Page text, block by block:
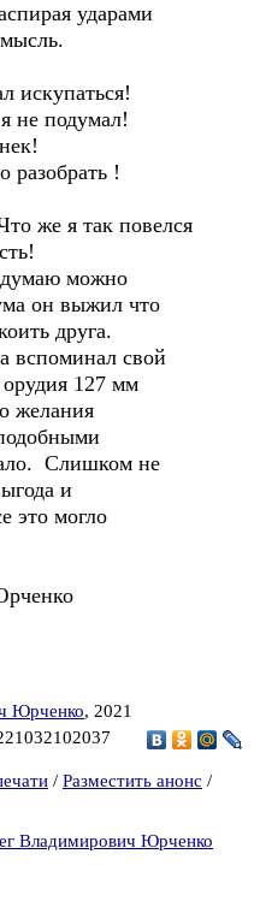
ударами
искупаться!
не подумал!
разобрать !
же я так повелся
думаю можно
он выжил что
друга.
вспоминал свой
орудия 127 мм
желания
Слишком не
и
это могло
Юрченко, 2021
/ Разместить анонс /
Владимирович Юрченко